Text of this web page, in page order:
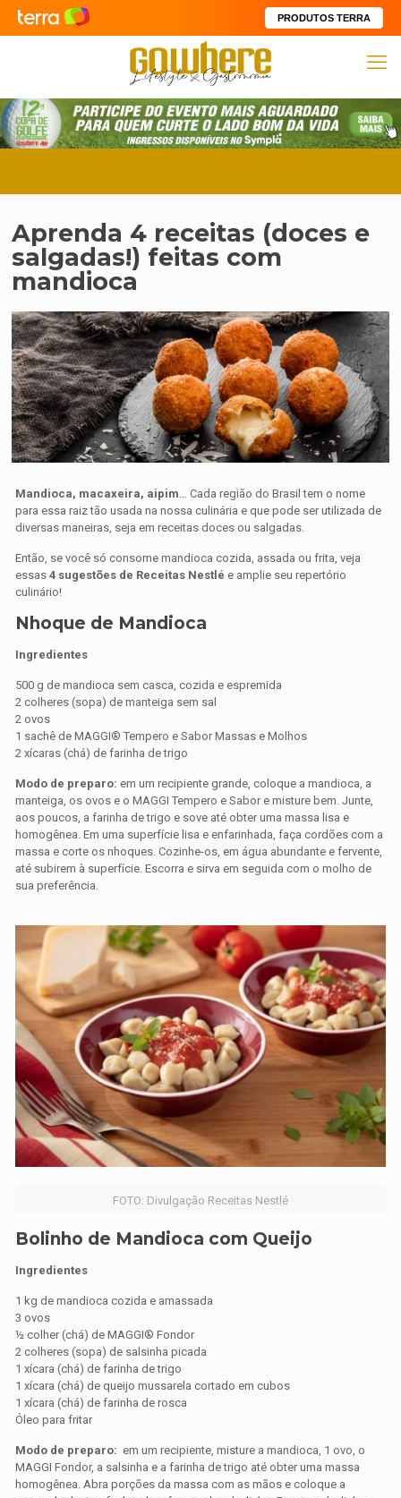
PRODUTOS TERRA
Aprenda 4 receitas (doces e
salgadas!) feitas com
mandioca
Mandioca, macaxeira, aipim… Cada região do Brasil tem o nome
para essa raiz tão usada na nossa culinária e que pode ser utilizada de
diversas maneiras, seja em receitas doces ou salgadas.
Então, se você só consome mandioca cozida, assada ou frita, veja
essas4 sugestões de Receitas Nestlé e amplie seu repertório
culinário!
Nhoque de Mandioca
Ingredientes
500 g de mandioca sem casca, cozida e espremida
2 colheres (sopa) de manteiga sem sal
2 ovos
1 sachê de MAGGI® Tempero e Sabor Massas e Molhos
2 xícaras (chá) de farinha de trigo
Modo de preparo: em um recipiente grande, coloque a mandioca, a
manteiga, os ovos e o MAGGI Tempero e Sabor e misture bem. Junte,
aos poucos, a farinha de trigo e sove até obter uma massa lisa e
homogênea. Em uma superfície lisa e enfarinhada, faça cordões com a
massa e corte os nhoques. Cozinhe-os, em água abundante e fervente,
até subirem à superfície. Escorra e sirva em seguida com o molho de
sua preferência.
FOTO: Divulgação Receitas Nestlé
Bolinho de Mandioca com Queijo
Ingredientes
1 kg de mandioca cozida e amassada
3 ovos
½ colher (chá) de MAGGI® Fondor
2 colheres (sopa) de salsinha picada
1 xícara (chá) de farinha de trigo
1 xícara (chá) de queijo mussarela cortado em cubos
1 xícara (chá) de farinha de rosca
Óleo para fritar
Modo de preparo: em um recipiente, misture a mandioca, 1 ovo, o
MAGGI Fondor, a salsinha e a farinha de trigo até obter uma massa
homogênea. Abra porções da massa com as mãos e coloque a